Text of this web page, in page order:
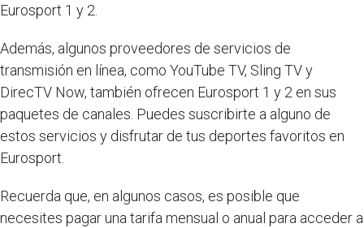
Eurosport 1 y 2.
Además, algunos proveedores de servicios de
transmisión en línea, como YouTube TV, Sling TV y
DirecTV Now, también ofrecen Eurosport 1 y 2 en sus
paquetes de canales. Puedes suscribirte a alguno de
estos servicios y disfrutar de tus deportes favoritos en
Eurosport.
Recuerda que, en algunos casos, es posible que
necesites pagar una tarifa mensual o anual para acceder a